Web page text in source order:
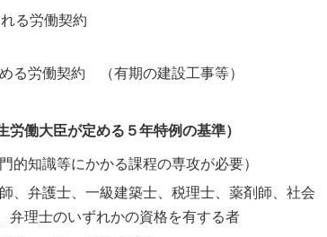
る労働契約
る労働契約 （有期の建設工事等）
働大臣が定める５年特例の基準）
知識等にかかる課程の専攻が必要）
、弁護士、一級建築士、税理士、薬剤師、社会
弁理士のいずれかの資格を有する者